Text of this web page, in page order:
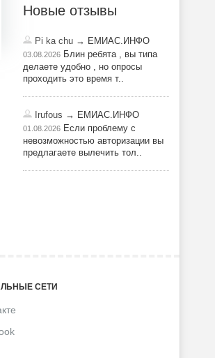
Новые отзывы
Pi ka chu → ЕМИАС.ИНФО
03.08.2026 Блин ребята , вы типа
делаете удобно , но опросы
проходить это время т..
Irufous → ЕМИАС.ИНФО
01.08.2026 Если проблему с
невозможностью авторизации вы
предлагаете вылечить тол..
СЕТИ